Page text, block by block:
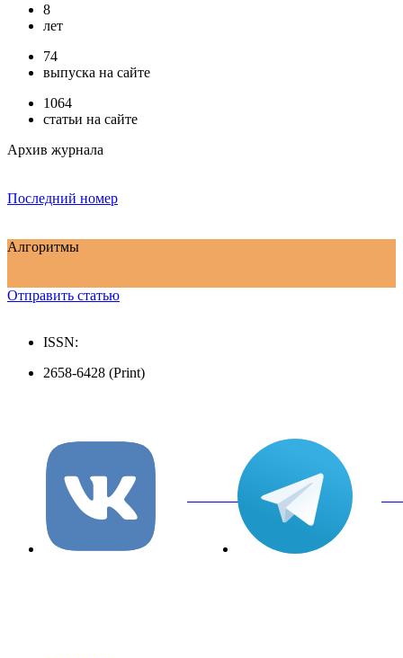
8
лет
74
выпуска на сайте
1064
статьи на сайте
Архив журнала
Последний номер
Алгоритмы
Отправить статью
ISSN:
2658-6428 (Print)
вКонтакте